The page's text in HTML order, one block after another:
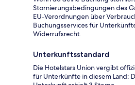
Stornierungsbedingungen des
EU-Verordnungen über
Buchungsservices für
Widerrufsrecht.
Unterkunftsstandard
Die Hotelstars Union vergibt
für Unterkünfte in diesem Land: